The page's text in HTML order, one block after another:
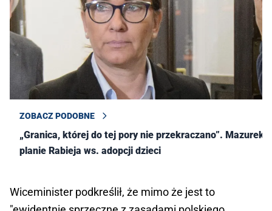
ZOBACZ PODOBNE
„Granica, której do tej pory nie przekraczano”. Mazurek o
planie Rabieja ws. adopcji dzieci
Wiceminister podkreślił, że mimo że jest to